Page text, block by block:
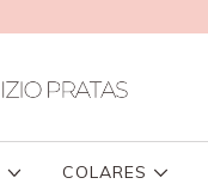
COLARES